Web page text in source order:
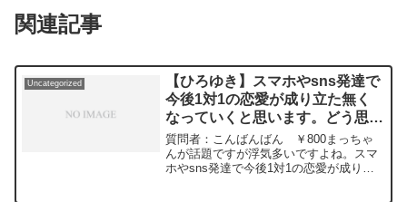
関連記事
Uncategorized
【ひろゆき】スマホやsns発達で
今後1対1の恋愛が成り立た無く
なっていくと思います。どう思い
ますか？ー ひろゆき切り抜き
20240111
質問者：こんばんばん ￥800まっちゃ
んが話題ですが浮気多いですよね。スマ
ホやsns発達で今後1対1の恋愛が成り立